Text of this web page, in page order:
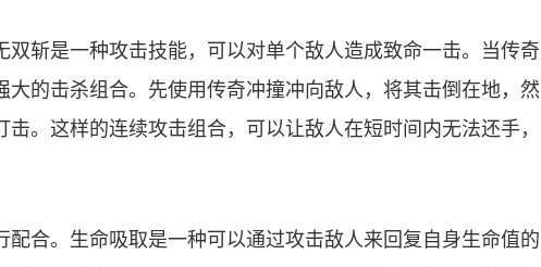
斩是一种攻击技能，可以对单个敌人造成致命一击。当传奇
的击杀组合。先使用传奇冲撞冲向敌人，将其击倒在地，然
。这样的连续攻击组合，可以让敌人在短时间内无法还手，
合。生命吸取是一种可以通过攻击敌人来回复自身生命值的